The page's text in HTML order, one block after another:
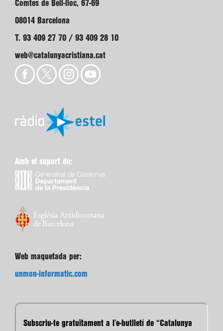
Comtes de Bell-lloc, 67-69
08014 Barcelona
T. 93 409 27 70 / 93 409 28 10
web@catalunyacristiana.cat
Amb el suport de:
Web maquetada per:
unmon-informatic.com
Subscriu-te gratuïtament a l’e-butlletí de “Catalunya